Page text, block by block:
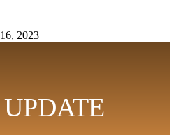
2023